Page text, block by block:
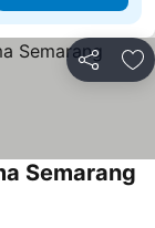
Kongsi
Semarang